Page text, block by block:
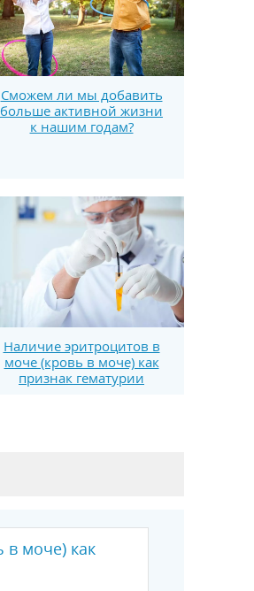
Сможем ли мы добавить
больше активной жизни
к нашим годам?
Наличие эритроцитов в
моче (кровь в моче) как
признак гематурии
в моче) как